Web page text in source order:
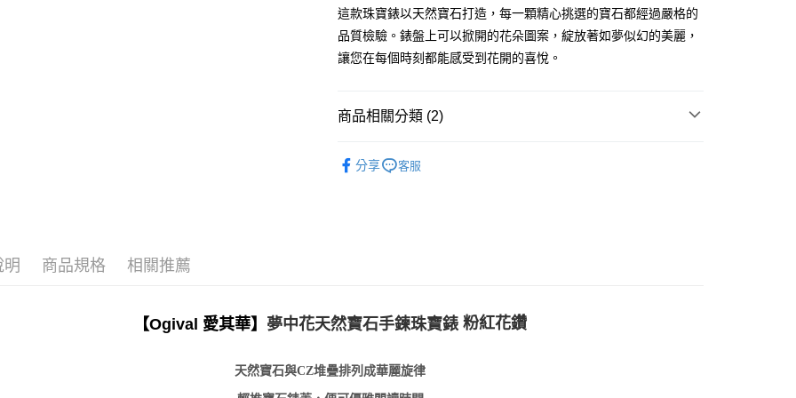
這款珠寶錶以天然寶石打造，每一顆精心挑選的寶石都經過嚴格的
品質檢驗。錶盤上可以掀開的花朵圖案，綻放著如夢似幻的美麗，
讓您在每個時刻都能感受到花開的喜悅。
商品相關分類 (2)
分享 客服
明 商品規格 相關推薦
【Ogival 愛其華】 夢中花天然寶石手鍊珠寶錶 粉紅花鑽
天然寶石與CZ堆疊排列成華麗旋律